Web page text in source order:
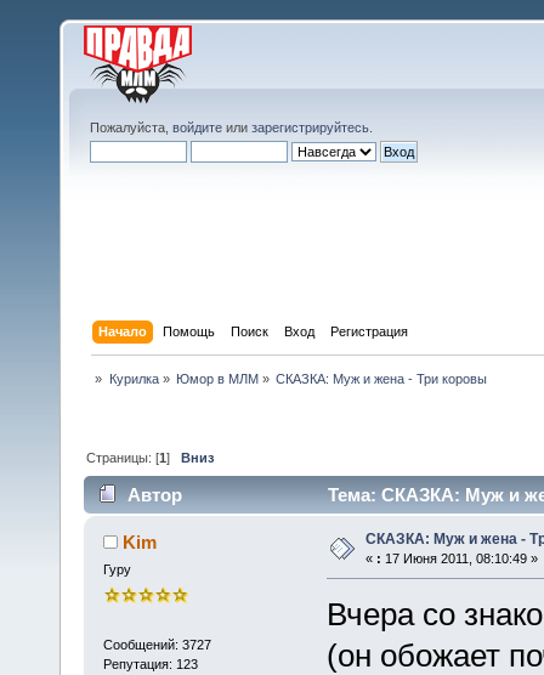
Пожалуйста, войдите или зарегистрируйтесь
Начало Помощь Поиск Вход Регистрация
» Курилка» Юмор в МЛМ » СКАЗКА: Муж и жена - Три коровы
Страницы: [1]Вниз
Автор Тема: СКАЗКА: Муж и
Kim
Гуру
Сообщений: 3727
Репутация: 123
СКАЗКА: Муж и жена -
« : 17 Июня 2011, 08:10:49 »
Вчера со
(он обожает